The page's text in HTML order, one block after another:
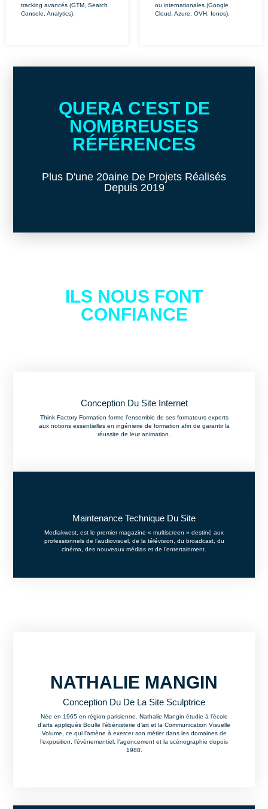
tracking avancés (GTM, Search
Console, Analytics).
ou internationales (Google
Cloud, Azure, OVH, Ionos).
QUERA C'EST DE
NOMBREUSES
RÉFÉRENCES
Plus D'une 20aine De Projets Réalisés
Depuis 2019
ILS NOUS FONT
CONFIANCE
Conception Du Site Internet
Think Factory Formation forme l’ensemble de ses formateurs experts
aux notions essentielles en ingénierie de formation afin de garantir la
réussite de leur animation.
Maintenance Technique Du Site
Mediakwest, est le premier magazine « multiscreen » destiné aux
professionnels de l’audiovisuel, de la télévision, du broadcast, du
cinéma, des nouveaux médias et de l’entertainment.
NATHALIE MANGIN
Conception Du De La Site Sculptrice
Née en 1965 en région parisienne. Nathalie Mangin étudie à l’école
d’arts appliqués Boulle l’ébénisterie d’art et la Communication Visuelle
Volume, ce qui l’amène à exercer son métier dans les domaines de
l’exposition, l’évènementiel, l’agencement et la scénographie depuis
1988.